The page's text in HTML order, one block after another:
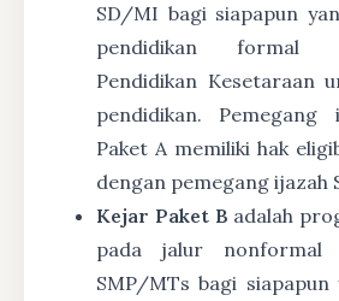
SD/MI bagi siapapun
pendidikan formal
Pendidikan Kesetaraan
pendidikan. Pemegang
Paket A memiliki hak
dengan pemegang ijazah
Kejar Paket B adalah
pada jalur nonformal
SMP/MTs bagi